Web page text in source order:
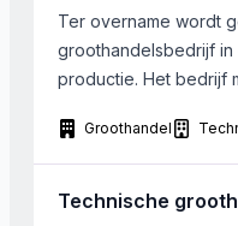
Ter overname wordt
groothandelsbedrijf in
productie. Het bedrijf
het bedrijf ongeveer
kandidaaat koper
Gelderland,
Groothandel
Technische